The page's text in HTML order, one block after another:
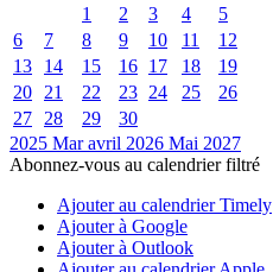
1
2 3 4
5
6
7 8 9 10 11
12
13
14 15 16 17 18
19
20
21 22 23 24 25
26
27
28 29
30
2025 Maravril 2026 Mai 2027
Abonnez-vous au calendrier filtré
Ajouter au calendrier Timely
Ajouter à Google
Ajouter à Outlook